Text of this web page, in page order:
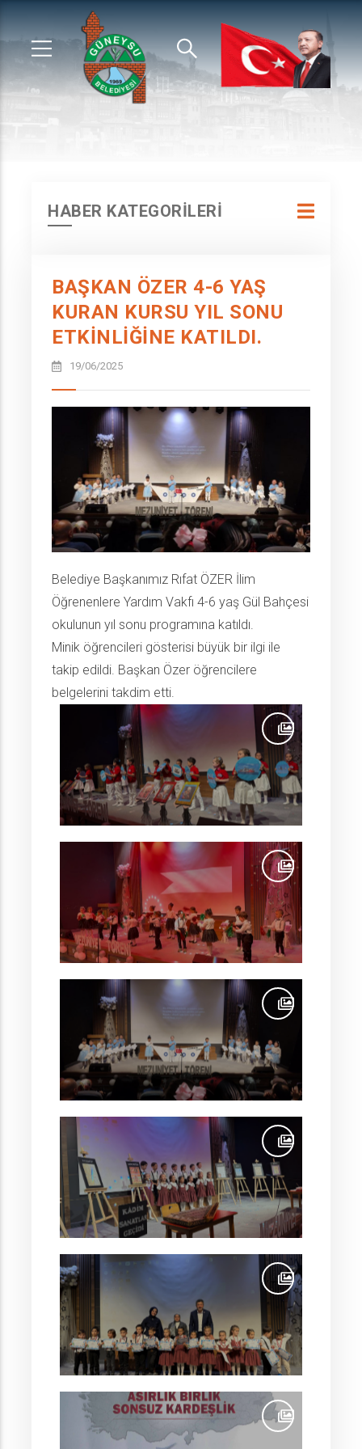
HABER KATEGORİLERİ
BAŞKAN ÖZER 4-6 YAŞ
KURAN KURSU YIL SONU
ETKİNLİĞİNE KATILDI.
19/06/2025
Belediye Başkanımız Rıfat ÖZER İlim
Öğrenenlere Yardım Vakfı 4-6 yaş Gül Bahçesi
okulunun yıl sonu programına katıldı.
Minik öğrencileri gösterisi büyük bir ilgi ile
takip edildi. Başkan Özer öğrencilere
belgelerini takdim etti.